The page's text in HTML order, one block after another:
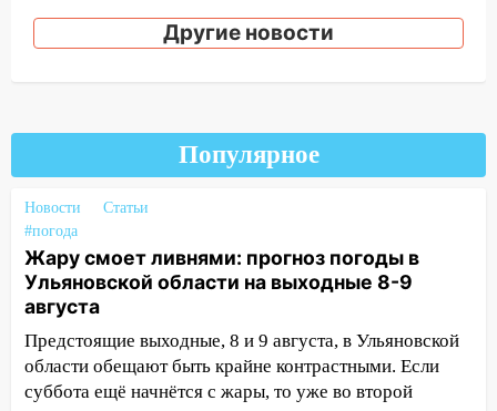
гранату: его задержали
Ульяновец хотел купить иномарку
12:20
столкнулись «Лада» и Chevrolet:
пострадал 14-летний подросток
12:00 Где есть бензин в Ульяновске 7
августа: список АЗС
11:50 Заснул рядом с ребёнком и
Другие новости
Популярное
Новости
Статьи
#погода
Жару смоет ливнями: прогноз погоды в
Ульяновской области на выходные 8-9
августа
Предстоящие выходные, 8 и 9 августа, в Ульяновской
области обещают быть крайне контрастными. Если
суббота ещё начнётся с жары, то уже во второй